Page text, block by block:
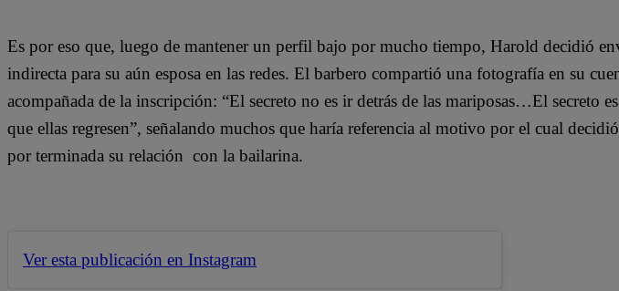
Es por eso que, luego de mantener un perfil bajo por mucho tiempo, Harold decidió
indirecta para su aún esposa en las redes. El barbero compartió una fotografía en su
acompañada de la inscripción: “El secreto no es ir detrás de las mariposas…El secreto
que ellas regresen”, señalando muchos que haría referencia al motivo por el cual
por terminada su relación con la bailarina.
Ver esta publicación en Instagram